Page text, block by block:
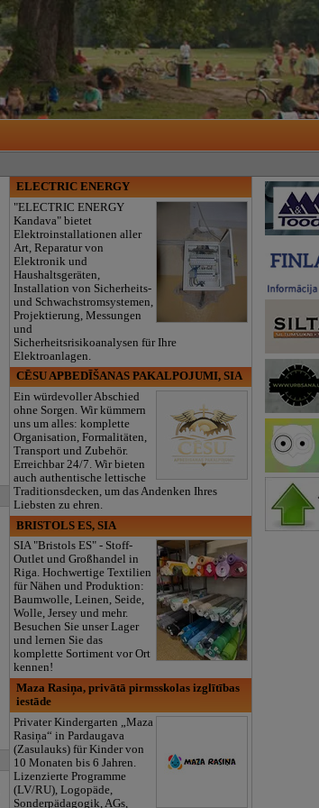
ELECTRIC ENERGY
"ELECTRIC ENERGY
Kandava" bietet
Elektroinstallationen aller
Art, Reparatur von
Elektronik und
Haushaltsgeräten,
Installation von Sicherheits-
und Schwachstromsystemen,
Projektierung, Messungen
und
Sicherheitsrisikoanalysen für Ihre
Elektroanlagen.
CĒSU APBEDĪŠANAS PAKALPOJUMI, SIA
Ein würdevoller Abschied
ohne Sorgen. Wir kümmern
uns um alles: komplette
Organisation, Formalitäten,
Transport und Zubehör.
Erreichbar 24/7. Wir bieten
auch authentische lettische
Traditionsdecken, um das Andenken Ihres
Liebsten zu ehren.
BRISTOLS ES, SIA
SIA "Bristols ES" - Stoff-
Outlet und Großhandel in
Riga. Hochwertige Textilien
für Nähen und Produktion:
Baumwolle, Leinen, Seide,
Wolle, Jersey und mehr.
Besuchen Sie unser Lager
und lernen Sie das
komplette Sortiment vor Ort
kennen!
Maza Rasiņa, privātā pirmsskolas izglītības
iestāde
Privater Kindergarten „Maza
Rasiņa“ in Pardaugava
(Zasulauks) für Kinder von
10 Monaten bis 6 Jahren.
Lizenzierte Programme
(LV/RU), Logopäde,
Sonderpädagogik, AGs,